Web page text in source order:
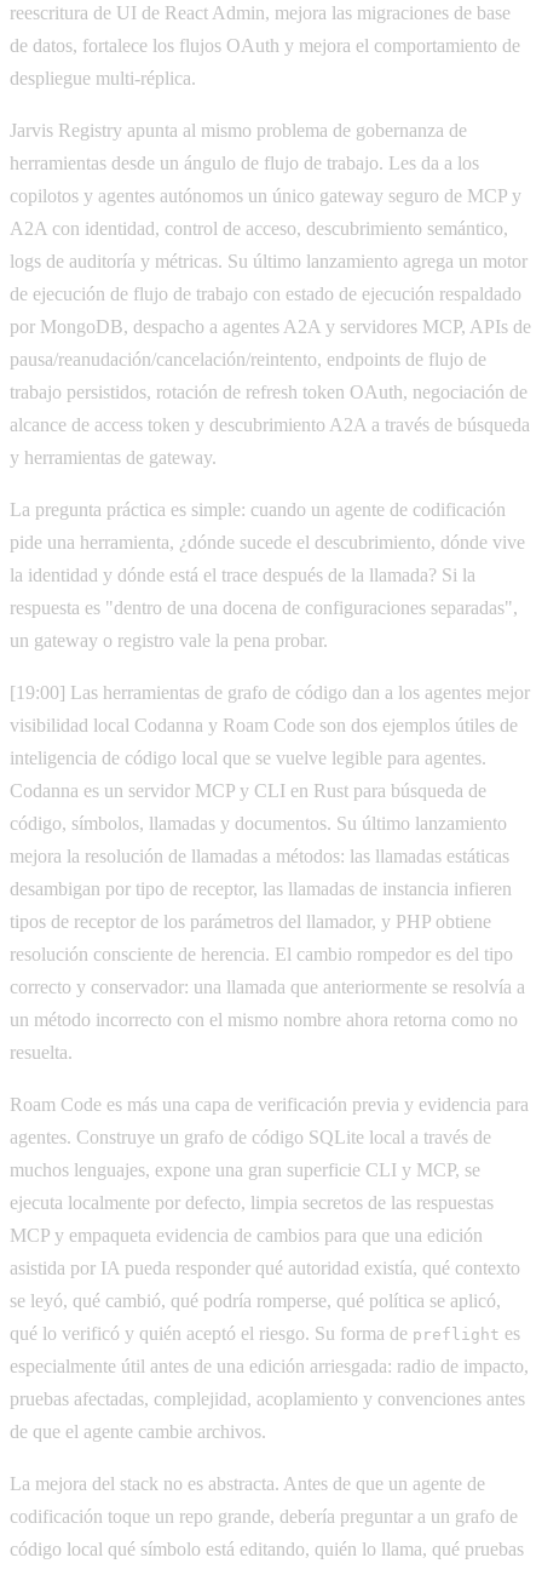
reescritura de UI de React Admin, mejora las migraciones de base
de datos, fortalece los flujos OAuth y mejora el comportamiento de
despliegue multi-réplica.
Jarvis Registry apunta al mismo problema de gobernanza de
herramientas desde un ángulo de flujo de trabajo. Les da a los
copilotos y agentes autónomos un único gateway seguro de MCP y
A2A con identidad, control de acceso, descubrimiento semántico,
logs de auditoría y métricas. Su último lanzamiento agrega un motor
de ejecución de flujo de trabajo con estado de ejecución respaldado
por MongoDB, despacho a agentes A2A y servidores MCP, APIs de
pausa/reanudación/cancelación/reintento, endpoints de flujo de
trabajo persistidos, rotación de refresh token OAuth, negociación de
alcance de access token y descubrimiento A2A a través de búsqueda
y herramientas de gateway.
La pregunta práctica es simple: cuando un agente de codificación
pide una herramienta, ¿dónde sucede el descubrimiento, dónde vive
la identidad y dónde está el trace después de la llamada? Si la
respuesta es "dentro de una docena de configuraciones separadas",
un gateway o registro vale la pena probar.
[19:00] Las herramientas de grafo de código dan a los agentes mejor
visibilidad local Codanna y Roam Code son dos ejemplos útiles de
inteligencia de código local que se vuelve legible para agentes.
Codanna es un servidor MCP y CLI en Rust para búsqueda de
código, símbolos, llamadas y documentos. Su último lanzamiento
mejora la resolución de llamadas a métodos: las llamadas estáticas
desambigan por tipo de receptor, las llamadas de instancia infieren
tipos de receptor de los parámetros del llamador, y PHP obtiene
resolución consciente de herencia. El cambio rompedor es del tipo
correcto y conservador: una llamada que anteriormente se resolvía a
un método incorrecto con el mismo nombre ahora retorna como no
resuelta.
Roam Code es más una capa de verificación previa y evidencia para
agentes. Construye un grafo de código SQLite local a través de
muchos lenguajes, expone una gran superficie CLI y MCP, se
ejecuta localmente por defecto, limpia secretos de las respuestas
MCP y empaqueta evidencia de cambios para que una edición
asistida por IA pueda responder qué autoridad existía, qué contexto
se leyó, qué cambió, qué podría romperse, qué política se aplicó,
qué lo verificó y quién aceptó el riesgo. Su forma de preflight es
especialmente útil antes de una edición arriesgada: radio de impacto,
pruebas afectadas, complejidad, acoplamiento y convenciones antes
de que el agente cambie archivos.
La mejora del stack no es abstracta. Antes de que un agente de
codificación toque un repo grande, debería preguntar a un grafo de
código local qué símbolo está editando, quién lo llama, qué pruebas